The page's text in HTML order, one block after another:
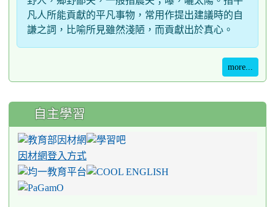
凡人所能貢獻的平凡事物，常用作提出建議時的自
謙之詞，比喻所見雖然淺陋，而貢獻出於真心。
more...
自主學習
因材網登入方式